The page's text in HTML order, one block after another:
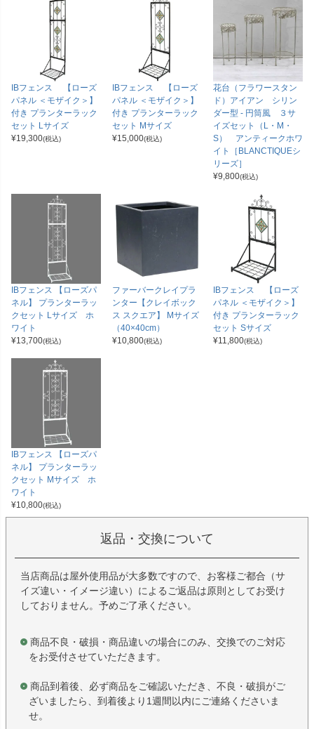
IBフェンス 【ローズ
パネル ＜モザイク＞】
付き プランターラック
セット Lサイズ
¥19,300(税込)
IBフェンス 【ローズ
パネル ＜モザイク＞】
付き プランターラック
セット Mサイズ
¥15,000(税込)
花台（フラワースタン
ド）アイアン シリン
ダー型 - 円筒風 ３サ
イズセット（L・M・
S） アンティークホワ
イト［BLANCTIQUEシ
リーズ］
¥9,800(税込)
IBフェンス 【ローズパ
ネル】 プランターラッ
クセット Lサイズ ホ
ワイト
¥13,700(税込)
ファーバークレイプラ
ンター【クレイボック
ス スクエア】 Mサイズ
（40×40cm）
¥10,800(税込)
IBフェンス 【ローズ
パネル ＜モザイク＞】
付き プランターラック
セット Sサイズ
¥11,800(税込)
IBフェンス 【ローズパ
ネル】 プランターラッ
クセット Mサイズ ホ
ワイト
¥10,800(税込)
返品・交換について
当店商品は屋外使用品が大多数ですので、お客様ご都合（サ
イズ違い・イメージ違い）によるご返品は原則としてお受け
しておりません。予めご了承ください。
商品不良・破損・商品違いの場合にのみ、交換でのご対応
をお受付させていただきます。
商品到着後、必ず商品をご確認いただき、不良・破損がご
ざいましたら、到着後より1週間以内にご連絡くださいま
せ。